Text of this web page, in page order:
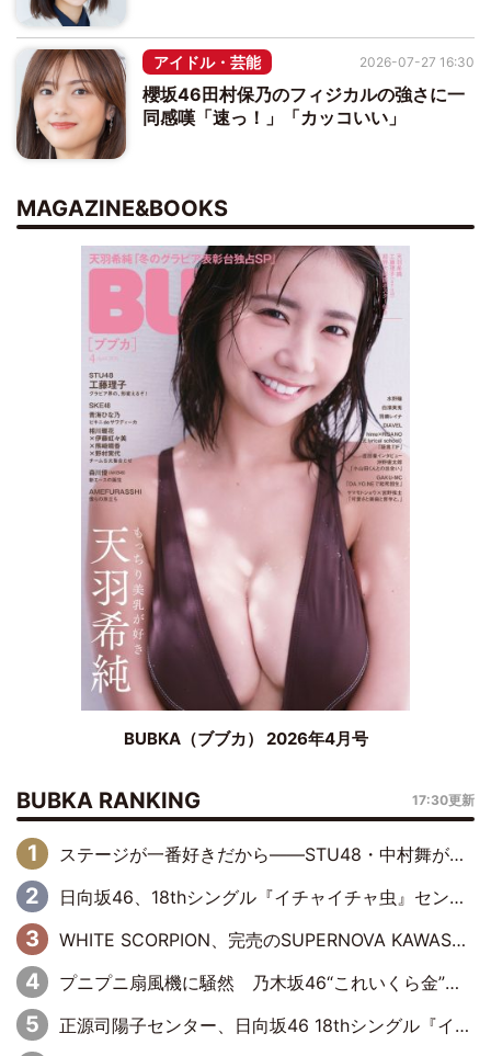
アイドル・芸能
櫻坂46田村保乃のフィジカルの強さに一
同感嘆「速っ！」「カッコいい」
2026-07-27 16:30
MAGAZINE&BOOKS
BUBKA（ブブカ） 2026年4月号
BUBKA RANKING 17:30更新
ステージが一番好きだから――STU48・中村舞が描く“これからの私”
日向坂46、18thシングル『イチャイチャ虫』センターは正源司陽子に決定& 佐藤優羽や平岡海月など、“ひなた坂46”からの選抜入りも注目！
WHITE SCORPION、完売のSUPERNOVA KAWASAKIで沸いた“着席型LIVE” 『BASE Live #16』昼公演リポート
プニプニ扇風機に騒然 乃木坂46“これいくら金”延長中は今回もわちゃわちゃ全開
正源司陽子センター、日向坂46 18thシングル『イチャイチャ虫』新ビジュアル公開